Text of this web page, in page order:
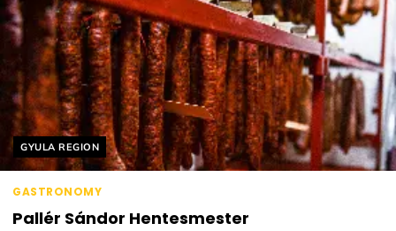
Helyszín címkék:
GYULA REGION
GASTRONOMY
Pallér Sándor Hentesmester